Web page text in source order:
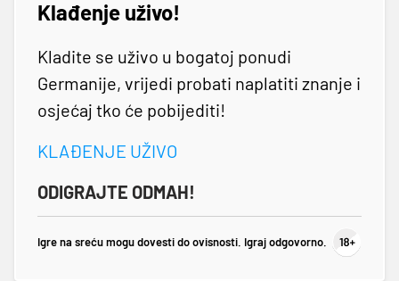
Klađenje uživo!
Kladite se uživo u bogatoj ponudi
Germanije, vrijedi probati naplatiti znanje i
osjećaj tko će pobijediti!
KLAĐENJE UŽIVO
ODIGRAJTE ODMAH!
Igre na sreću mogu dovesti do ovisnosti. Igraj odgovorno.